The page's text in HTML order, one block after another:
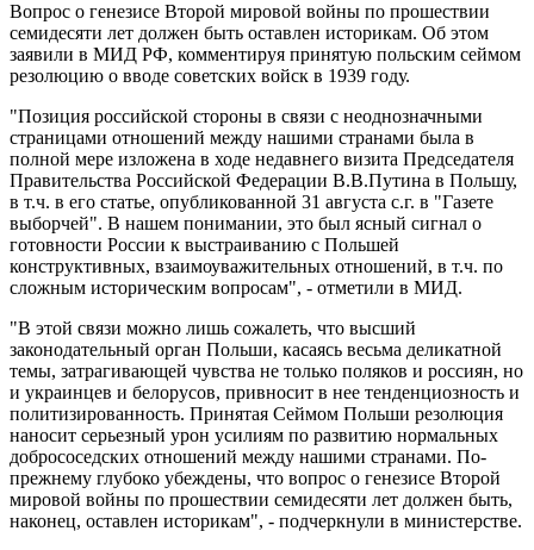
Вопрос о генезисе Второй мировой войны по прошествии
семидесяти лет должен быть оставлен историкам. Об этом
заявили в МИД РФ, комментируя принятую польским сеймом
резолюцию о вводе советских войск в 1939 году.
"Позиция российской стороны в связи с неоднозначными
страницами отношений между нашими странами была в
полной мере изложена в ходе недавнего визита Председателя
Правительства Российской Федерации В.В.Путина в Польшу,
в т.ч. в его статье, опубликованной 31 августа с.г. в "Газете
выборчей". В нашем понимании, это был ясный сигнал о
готовности России к выстраиванию с Польшей
конструктивных, взаимоуважительных отношений, в т.ч. по
сложным историческим вопросам", - отметили в МИД.
"В этой связи можно лишь сожалеть, что высший
законодательный орган Польши, касаясь весьма деликатной
темы, затрагивающей чувства не только поляков и россиян, но
и украинцев и белорусов, привносит в нее тенденциозность и
политизированность. Принятая Сеймом Польши резолюция
наносит серьезный урон усилиям по развитию нормальных
добрососедских отношений между нашими странами. По-
прежнему глубоко убеждены, что вопрос о генезисе Второй
мировой войны по прошествии семидесяти лет должен быть,
наконец, оставлен историкам", - подчеркнули в министерстве.